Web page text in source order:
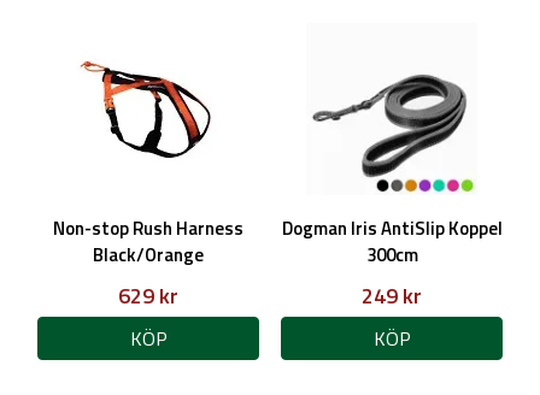
Non-stop Rush Harness
Black/Orange
629 kr
KÖP
Dogman Iris AntiSlip Koppel
300cm
249 kr
KÖP